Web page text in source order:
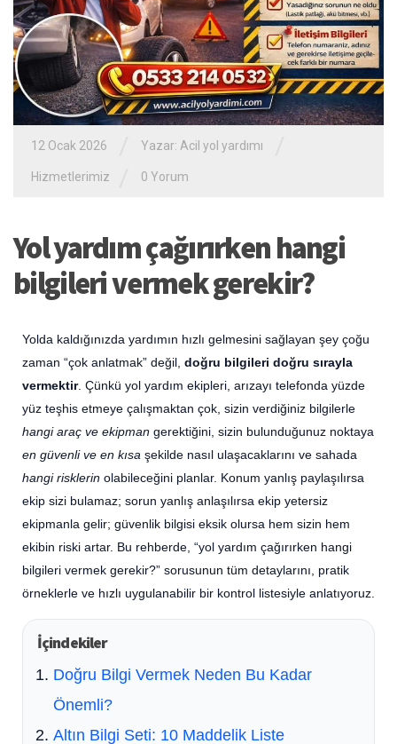
12 Ocak 2026 Yazar: Acil yol yardımı
Hizmetlerimiz 0 Yorum
Yol yardım çağırırken hangi
bilgileri vermek gerekir?
Yolda kaldığınızda yardımın hızlı gelmesini sağlayan şey çoğu
zaman “çok anlatmak” değil, doğru bilgileri doğru sırayla
vermektir. Çünkü yol yardım ekipleri, arızayı telefonda yüzde
yüz teşhis etmeye çalışmaktan çok, sizin verdiğiniz bilgilerle
hangi araç ve ekipman gerektiğini, sizin bulunduğunuz noktaya
en güvenli ve en kısa şekilde nasıl ulaşacaklarını ve sahada
hangi risklerin olabileceğini planlar. Konum yanlış paylaşılırsa
ekip sizi bulamaz; sorun yanlış anlaşılırsa ekip yetersiz
ekipmanla gelir; güvenlik bilgisi eksik olursa hem sizin hem
ekibin riski artar. Bu rehberde, “yol yardım çağırırken hangi
bilgileri vermek gerekir?” sorusunun tüm detaylarını, pratik
örneklerle ve hızlı uygulanabilir bir kontrol listesiyle anlatıyoruz.
İçindekiler
Doğru Bilgi Vermek Neden Bu Kadar
Önemli?
Altın Bilgi Seti: 10 Maddelik Liste